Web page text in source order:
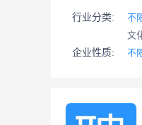
行业分类: 不
文
企业性质:
不